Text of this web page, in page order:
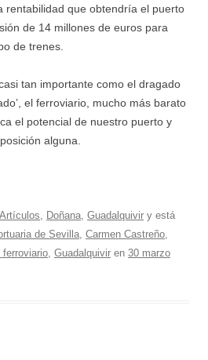
rentabilidad que obtendría el puerto
de 14 millones de euros para
de trenes.
tan importante como el dragado
el ferroviario, mucho más barato
el potencial de nuestro puerto y
alguna.
Artículos, Doñana, Guadalquivir y está
de Sevilla, Carmen Castreño,
ferroviario, Guadalquivir en 30 marzo